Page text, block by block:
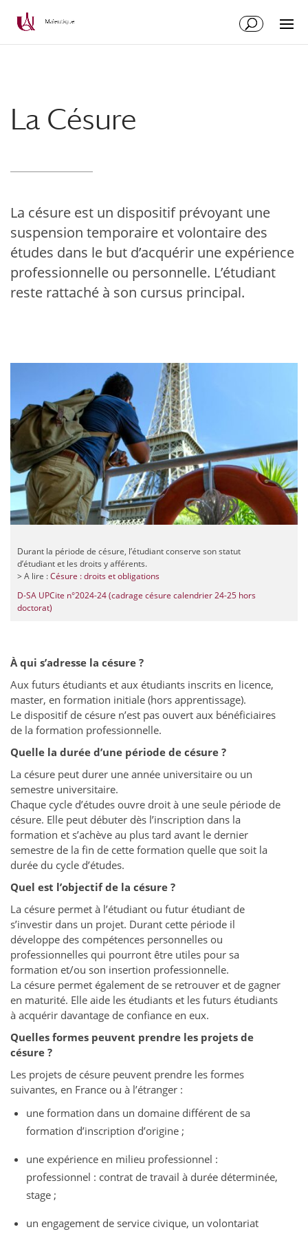
La Césure
La césure est un dispositif prévoyant une
suspension temporaire et volontaire des
études dans le but d’acquérir une expérience
professionnelle ou personnelle. L’étudiant
reste rattaché à son cursus principal.
Durant la période de césure, l’étudiant conserve son statut
d’étudiant et les droits y afférents.
> A lire :Césure : droits et obligations
D-SA UPCite n°2024-24 (cadrage césure calendrier 24-25 hors
doctorat)
À qui s’adresse la césure ?
Aux futurs étudiants et aux étudiants inscrits en licence,
master, en formation initiale (hors apprentissage).
Le dispositif de césure n’est pas ouvert aux bénéficiaires
de la formation professionnelle.
Quelle la durée d’une période de césure ?
La césure peut durer une année universitaire ou un
semestre universitaire.
Chaque cycle d’études ouvre droit à une seule période de
césure. Elle peut débuter dès l’inscription dans la
formation et s’achève au plus tard avant le dernier
semestre de la fin de cette formation quelle que soit la
durée du cycle d’études.
Quel est l’objectif de la césure ?
La césure permet à l’étudiant ou futur étudiant de
s’investir dans un projet. Durant cette période il
développe des compétences personnelles ou
professionnelles qui pourront être utiles pour sa
formation et/ou son insertion professionnelle.
La césure permet également de se retrouver et de gagner
en maturité. Elle aide les étudiants et les futurs étudiants
à acquérir davantage de confiance en eux.
Quelles formes peuvent prendre les projets de
césure ?
Les projets de césure peuvent prendre les formes
suivantes, en France ou à l’étranger :
une formation dans un domaine différent de sa
formation d’inscription d’origine ;
une expérience en milieu professionnel :
professionnel : contrat de travail à durée déterminée,
stage ;
un engagement de service civique, un volontariat